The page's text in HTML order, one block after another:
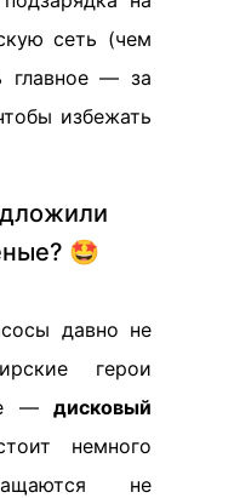
сеть (чем
главное — за
избежать
🤩
давно не
герои
— дисковый
немного
не